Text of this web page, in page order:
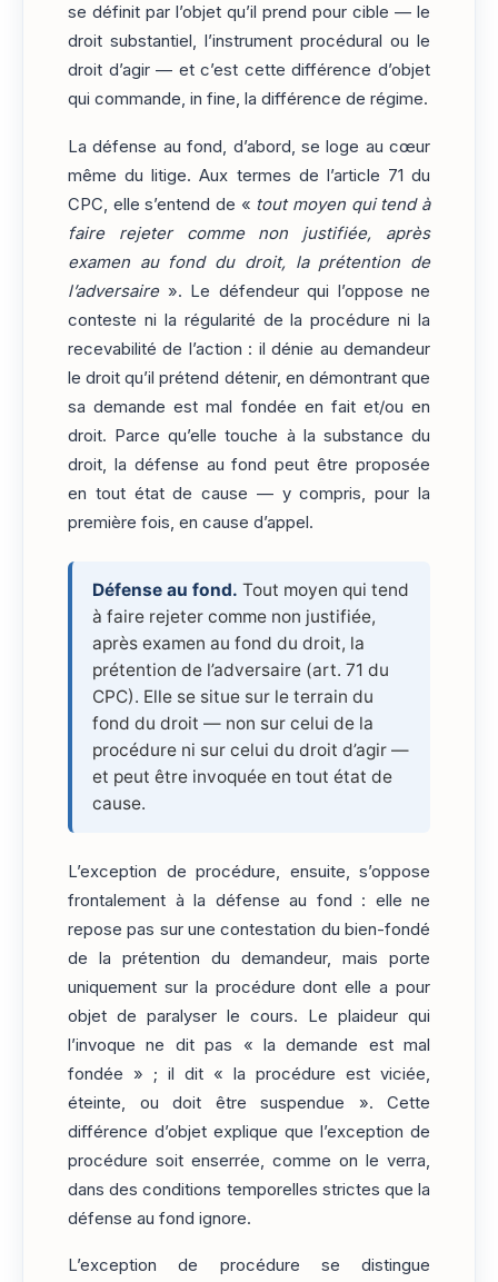
se définit par l’objet qu’il prend pour cible — le
droit substantiel, l’instrument procédural ou le
droit d’agir — et c’est cette différence d’objet
qui commande, in fine, la différence de régime.
La défense au fond, d’abord, se loge au cœur
même du litige. Aux termes de l’article 71 du
CPC, elle s’entend de « tout moyen qui tend à
faire rejeter comme non justifiée, après
examen au fond du droit, la prétention de
l’adversaire». Le défendeur qui l’oppose ne
conteste ni la régularité de la procédure ni la
recevabilité de l’action : il dénie au demandeur
le droit qu’il prétend détenir, en démontrant que
sa demande est mal fondée en fait et/ou en
droit. Parce qu’elle touche à la substance du
droit, la défense au fond peut être proposée
en tout état de cause — y compris, pour la
première fois, en cause d’appel.
Défense au fond. Tout moyen qui tend
à faire rejeter comme non justifiée,
après examen au fond du droit, la
prétention de l’adversaire (art. 71 du
CPC). Elle se situe sur le terrain du
fond du droit — non sur celui de la
procédure ni sur celui du droit d’agir —
et peut être invoquée en tout état de
cause.
L’exception de procédure, ensuite, s’oppose
frontalement à la défense au fond : elle ne
repose pas sur une contestation du bien-fondé
de la prétention du demandeur, mais porte
uniquement sur la procédure dont elle a pour
objet de paralyser le cours. Le plaideur qui
l’invoque ne dit pas « la demande est mal
fondée » ; il dit « la procédure est viciée,
éteinte, ou doit être suspendue ». Cette
différence d’objet explique que l’exception de
procédure soit enserrée, comme on le verra,
dans des conditions temporelles strictes que la
défense au fond ignore.
L’exception de procédure se distingue